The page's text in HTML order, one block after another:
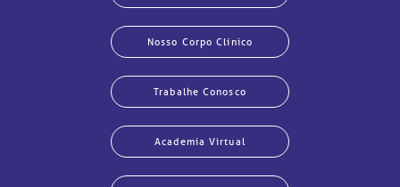
Nosso Corpo Clínico
Trabalhe Conosco
Academia Virtual